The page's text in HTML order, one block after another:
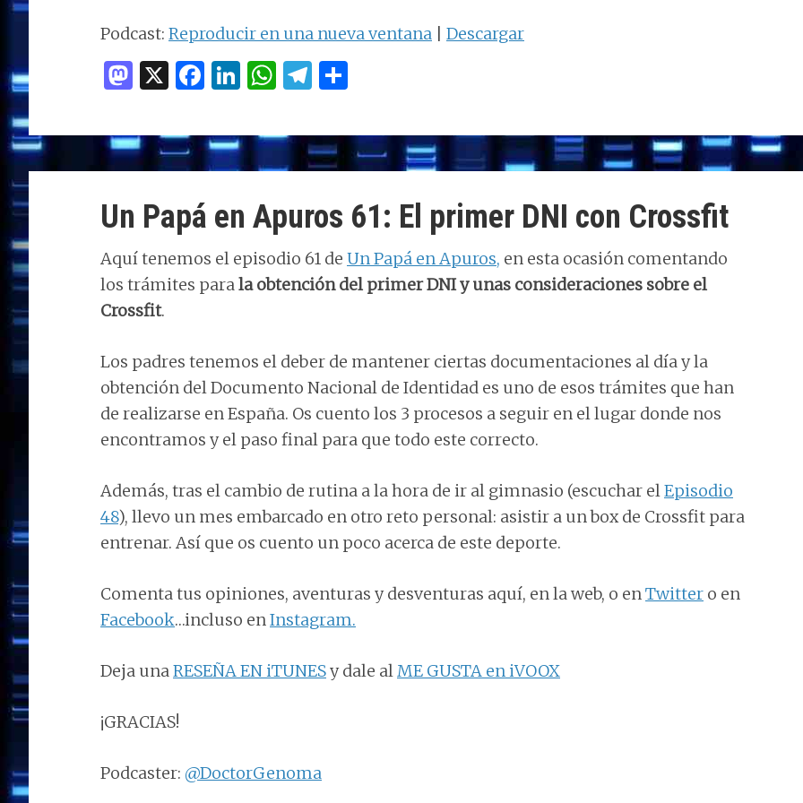
122:
de
Retos
Crossfiteros
audio
aumentar
disminuir
el
volumen.
Podcast: Reproducir en una nueva ventana Descargar
M
to
d
n
X F
ce
b
o
k
Li
k
e
n
W
at
s
p
p
T
e
g
m
m
p
ti
r
Un Papá en Apuros 61: El primer DNI con Crossfit
Aquí tenemos el episodio 61 de Un Papá en Apuros, en esta ocasión comentando
los trámites parala obtención del primer DNI y unas consideraciones sobre el
Crossfit.
Los padres tenemos el deber de mantener ciertas documentaciones al día y la
obtención del Documento Nacional de Identidad es uno de esos trámites que han
de realizarse en España. Os cuento los 3 procesos a seguir en el lugar donde nos
encontramos y el paso final para que todo este correcto.
Además, tras el cambio de rutina a la hora de ir al gimnasio (escuchar elEpisodio
48), llevo un mes embarcado en otro reto personal: asistir a un box de Crossfit para
entrenar. Así que os cuento un poco acerca de este deporte.
Comenta tus opiniones, aventuras y desventuras aquí, en la web, o enTwitter o en
Facebook…incluso enInstagram.
Deja unaRESEÑA EN iTUNESy dale alME GUSTA en iVOOX
¡GRACIAS!
Podcaster: @DoctorGenoma